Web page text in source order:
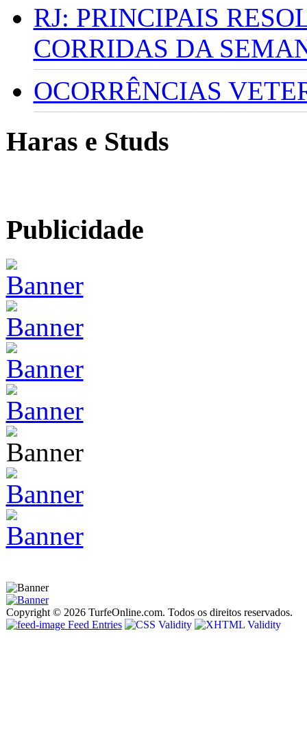
RJ: PRINCIPAIS
CORRIDAS DA
OCORRÊNCIAS
Haras e Studs
Publicidade
Copyright © 2026 TurfeOnline.com. Todos os direitos reservados.
Feed Entries